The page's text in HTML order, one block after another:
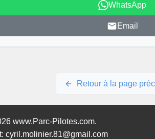
WhatsApp
Email
Retour à la page
www.Parc-Pilotes.com.
cyril.molinier.81@gmail.com